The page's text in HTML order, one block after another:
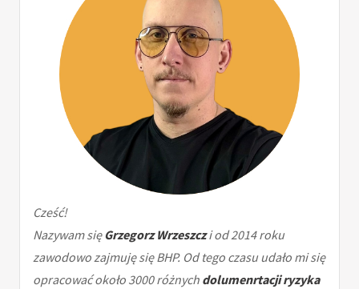
Cześć!
Nazywam sięGrzegorz Wrzeszczi od 2014 roku
zawodowo zajmuję się BHP. Od tego czasu udało mi się
opracować około 3000 różnych dolumenrtacji ryzyka